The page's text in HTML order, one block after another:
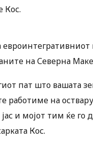
Кос.
на Северна
пат што вашата
работиме на
јас и мојот тим ќе
Кос.